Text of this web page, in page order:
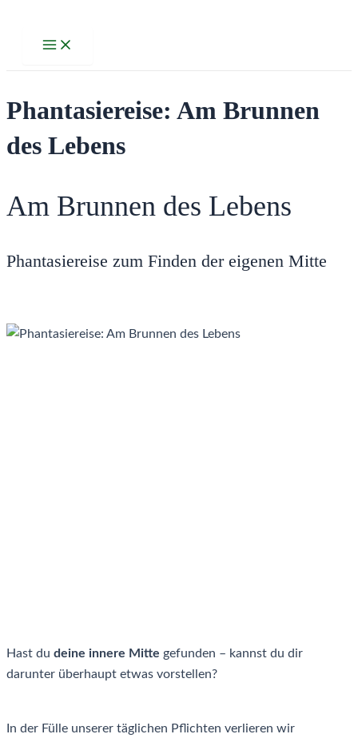
Main
Phantasiereise: Am Brunnen
des Lebens
Am Brunnen des Lebens
Phantasiereise zum Finden der eigenen Mitte
Hast du deine innere Mitte gefunden – kannst du dir
darunter überhaupt etwas vorstellen?
In der Fülle unserer täglichen Pflichten verlieren wir